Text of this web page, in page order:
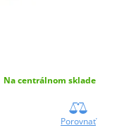
Na centrálnom sklade
Porovnať